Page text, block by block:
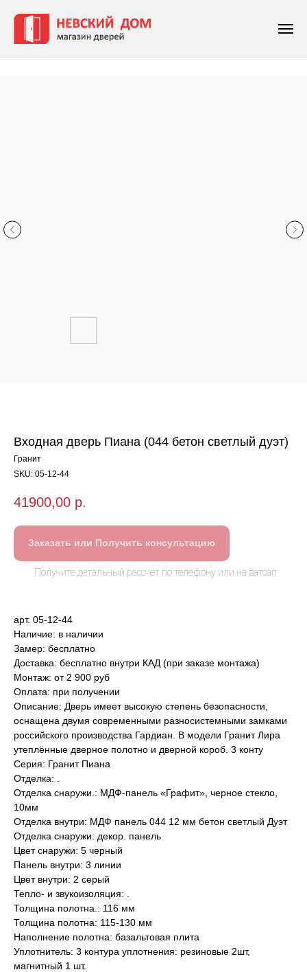
Входная дверь Пиана (044 бетон светлый дуэт)
Гранит
SKU: 05-12-44
41900,00 р.
Заказать или Получить консультацию
арт. 05-12-44
Наличие: в наличии
Замер: бесплатно
Доставка: бесплатно внутри КАД (при заказе монтажа)
Монтаж: от 2 900 руб
Оплата: при получении
Описание: Дверь имеет высокую степень безопасности,
оснащена двумя современными разносистемными замками
российского производства Гардиан. В модели Гранит Лира
утеплённые дверное полотно и дверной короб. 3 конту
Серия: Гранит Пиана
Отделка: .
Отделка снаружи.: МДФ-панель «Графит», черное стекло,
10мм
Отделка внутри: МДФ панель 044 12 мм бетон светлый Дуэт
Отделка снаружи: декор. панель
Цвет снаружи: 5 черный
Панель внутри: 3 линии
Цвет внутри: 2 серый
Тепло- и звукоизоляция: .
Толщина полотна.: 116 мм
Толщина полотна: 115-130 мм
Наполнение полотна: базальтовая плита
Уплотнитель: 3 контура уплотнения: резиновые 2шт,
магнитный 1 шт.